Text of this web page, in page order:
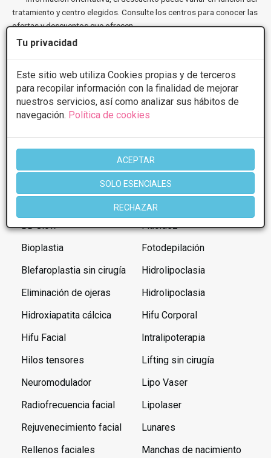
Tu privacidad
Este sitio web utiliza Cookies propias y de terceros
para recopilar información con la finalidad de mejorar
nuestros servicios, así como analizar sus hábitos de
navegación. Política de cookies
ACEPTAR
SOLO ESENCIALES
RECHAZAR
tratamiento y centro elegidos. Consulte los centros para conocer las
ofertas y descuentos que ofrecen.
Poblaciones en Valladolid:
Madrid Valladolid
Centros en Valladolid de Medicina estética:
BB Glow
Bioplastia
Blefaroplastia sin cirugía
Eliminación de ojeras
Hidroxiapatita cálcica
Hifu Facial
Hilos tensores
Neuromodulador
Radiofrecuencia facial
Rejuvenecimiento facial
Rellenos faciales
Eliminación varices
Endermología
Factores de crecimiento
Flacidez
Fotodepilación
Hidrolipoclasia
Hidrolipoclasia
Hifu Corporal
Intralipoterapia
Lifting sin cirugía
Lipo Vaser
Lipolaser
Lunares
Manchas de nacimiento